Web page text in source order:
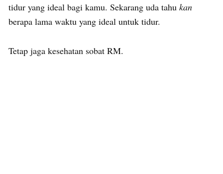
tidur yang ideal bagi kamu. Sekarang uda tahu kan
berapa lama waktu yang ideal untuk tidur.
Tetap jaga kesehatan sobat RM.